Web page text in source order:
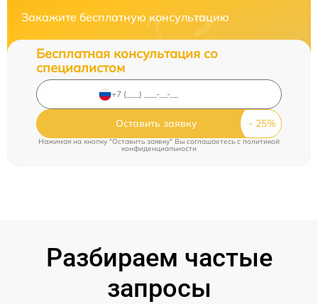
Закажите бесплатную консультацию
Бесплатная консультация со
специалистом
Оставить заявку
Нажимая на кнопку "Оставить заявку" Вы соглашаетесь cполитикой
конфиденциальности
Разбираем частые
запросы